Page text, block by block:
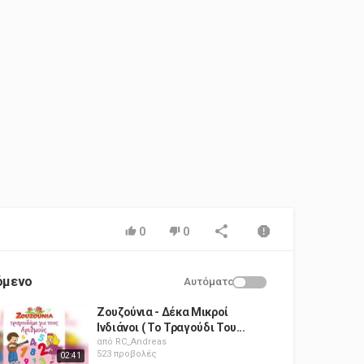
0 0
Αυτόματο
02:41
Ζουζούνια - Δέκα Μικροί
Ινδιάνοι ( Το Τραγούδι Του...
από RC_Andreas
523 προβολές